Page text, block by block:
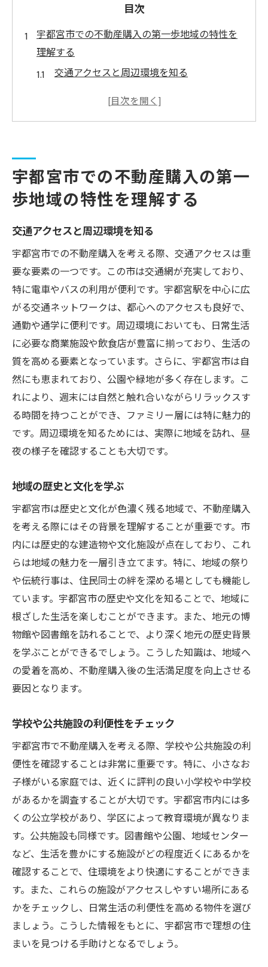
目次
宇都宮市での不動産購入の第一歩地域の特性を
理解する
交通アクセスと周辺環境を知る
地域の歴史と文化を学ぶ
未来の都市開発計画に注目する
理想の住まいを見つけるための市場動向と物件
最新の不動産市場レポートを活用する
物件価格の変動とその影響を分析する
中古物件と新築物件のメリットとデメリッ
ト
人気エリアとその理由を探る
購入希望時期に合わせた戦略を立てる
専門家のアドバイスを取り入れる
初めての不動産購入安心して進めるためのプロ
セス解説
購入までのステップを把握する
ローンの基本と準備すべきこと
契約時に注意すべきポイント
専門家と連携する重要性
購入後の手続きと初期費用を理解する
宇都宮市の魅力を活かした不動産購入の成功事
例紹介
地域特性を活かした住宅設計の実例
コミュニティを重視した購入例
生活利便性を重視した選び方
環境に優しい住宅購入の事例
将来性を見据えた投資型購入
自然と共生する生活空間の実現
地域特性を活かした理想のマイホーム選びのコ
自然環境を最大限に活かす設計
地域資源を活用した持続可能な生活
地域コミュニティとの調和を考える
気候に合った建材とデザインの選択
地域文化を取り入れた住まい作り
安心・安全な防災対策を組み込む
不動産購入で失敗しないための重要チェックポ
イント
契約前に確認すべき書類とは
隣地との境界を確認する方法
住宅の耐震性と安全性の評価
宇都宮市での不動産購入の第一
歩地域の特性を理解する
交通アクセスと周辺環境を知る
宇都宮市での不動産購入を考える際、交通アクセスは重
要な要素の一つです。この市は交通網が充実しており、
特に電車やバスの利用が便利です。宇都宮駅を中心に広
がる交通ネットワークは、都心へのアクセスも良好で、
通勤や通学に便利です。周辺環境においても、日常生活
に必要な商業施設や飲食店が豊富に揃っており、生活の
質を高める要素となっています。さらに、宇都宮市は自
然にも恵まれており、公園や緑地が多く存在します。こ
れにより、週末には自然と触れ合いながらリラックスす
る時間を持つことができ、ファミリー層には特に魅力的
です。周辺環境を知るためには、実際に地域を訪れ、昼
夜の様子を確認することも大切です。
地域の歴史と文化を学ぶ
宇都宮市は歴史と文化が色濃く残る地域で、不動産購入
を考える際にはその背景を理解することが重要です。市
内には歴史的な建造物や文化施設が点在しており、これ
らは地域の魅力を一層引き立てます。特に、地域の祭り
や伝統行事は、住民同士の絆を深める場としても機能し
ています。宇都宮市の歴史や文化を知ることで、地域に
根ざした生活を楽しむことができます。また、地元の博
物館や図書館を訪れることで、より深く地元の歴史背景
を学ぶことができるでしょう。こうした知識は、地域へ
の愛着を高め、不動産購入後の生活満足度を向上させる
要因となります。
学校や公共施設の利便性をチェック
宇都宮市で不動産購入を考える際、学校や公共施設の利
便性を確認することは非常に重要です。特に、小さなお
子様がいる家庭では、近くに評判の良い小学校や中学校
があるかを調査することが大切です。宇都宮市内には多
くの公立学校があり、学区によって教育環境が異なりま
す。公共施設も同様です。図書館や公園、地域センター
など、生活を豊かにする施設がどの程度近くにあるかを
確認することで、住環境をより快適にすることができま
す。また、これらの施設がアクセスしやすい場所にある
かをチェックし、日常生活の利便性を高める物件を選び
ましょう。こうした情報をもとに、宇都宮市で理想の住
まいを見つける手助けとなるでしょう。